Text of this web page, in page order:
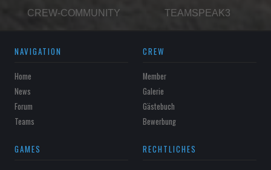
CREW-COMMUNITY
TEAMSPEAK3
NAVIGATION
Home
News
Forum
Teams
CREW
Member
Galerie
Gästebuch
Bewerbung
GAMES RECHTLICHES